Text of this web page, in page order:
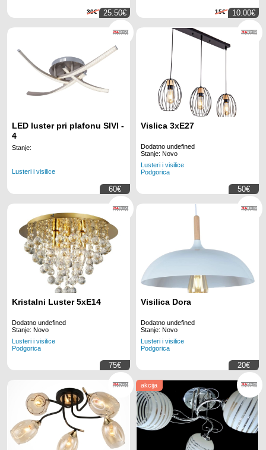
30€ 25.50€ 15€ 10.00€
LED luster pri plafonu SIVI -
4
Stanje:
Lusteri i visilice
60€
Vislica 3xE27
Dodatno undefined
Stanje: Novo
Lusteri i visilice
Podgorica
50€
Kristalni Luster 5xE14
Dodatno undefined
Stanje: Novo
Lusteri i visilice
Podgorica
75€
Visilica Dora
Dodatno undefined
Stanje: Novo
Lusteri i visilice
Podgorica
20€
akcija